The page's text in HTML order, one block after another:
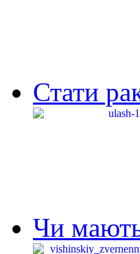
Стати
Чи